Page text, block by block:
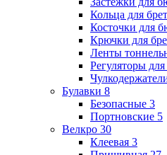
Кольца для
Косточки для
Крючки для
Ленты
Регуляторы для
Булавки 8
Безопасные 3
Портновские 5
Велкро 30
Клеевая 3